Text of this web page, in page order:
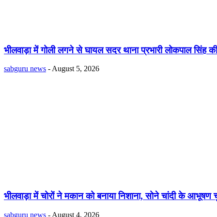
भीलवाड़ा में गोली लगने से घायल सदर थाना प्रभारी लोकपाल सिंह
sabguru news - August 5, 2026
भीलवाड़ा में चोरों ने मकान को बनाया निशाना, सोने चांदी के आभूषण
sabguru news - August 4, 2026